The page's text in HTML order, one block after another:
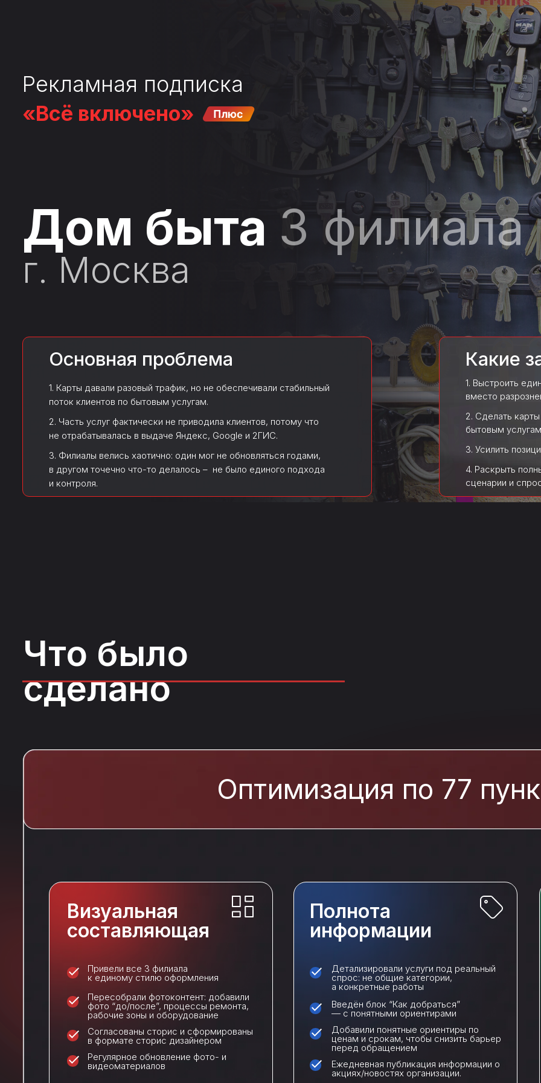
«Всё включено»
г. Москва
Дом быта 3 филиала
Рекламная подписка
1. Карты давали разовый трафик, но не обеспечивали стабильный
поток клиентов по бытовым услугам.
3. Филиалы велись хаотично: один мог не обновляться годами,
в другом точечно что-то делалось – не было единого подхода
и контроля.
2. Часть услуг фактически не приводила клиентов, потому что
не отрабатывалась в выдаче Яндекс, Google и 2ГИС.
Основная проблема Какие
1. Выстроить
вместо
2. Сделать
бытовым
3. Усилить
4. Раскрыть
сценарии и
Что было
сделано
Оптимизация по 77
Привели все 3 филиала
к единому стилю оформления
Пересобрали фотоконтент: добавили
фото “до/после”, процессы ремонта,
рабочие зоны и оборудование
Согласованы сторис и сформированы
в формате сторис дизайнером
Регулярное обновление фото- и
видеоматериалов
Визуальная
составляющая
Полнота
информации
Детализировали услуги под реальный
спрос: не общие категории,
а конкретные работы
Введён блок “Как добраться”
— с понятными ориентирами
Ежедневная публикация информации о
акциях/новостях организации.
Добавили понятные ориентиры по
ценам и срокам, чтобы снизить барьер
перед обращением